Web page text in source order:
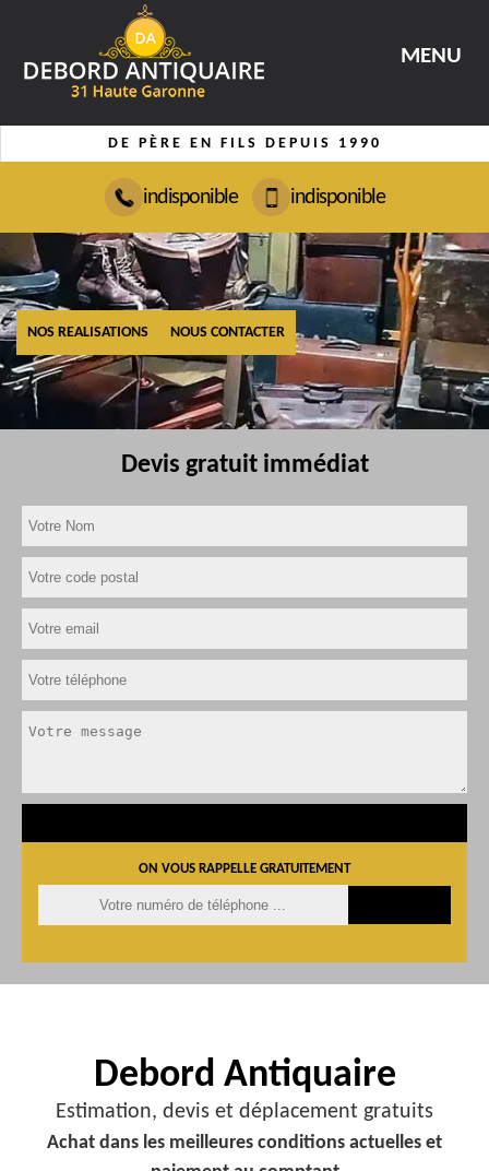
MENU
DE PÈRE EN FILS DEPUIS 1990
indisponible indisponible
NOS REALISATIONS NOUS CONTACTER
Devis gratuit immédiat
ON VOUS RAPPELLE GRATUITEMENT
Debord Antiquaire
Estimation, devis et déplacement gratuits
Achat dans les meilleures conditions actuelles et